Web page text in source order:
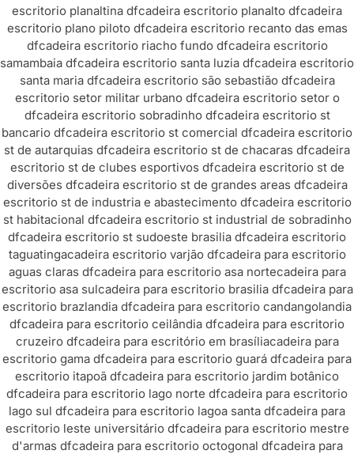
escritorio planaltina dfcadeira escritorio planalto dfcadeira
escritorio plano piloto dfcadeira escritorio recanto das emas
dfcadeira escritorio riacho fundo dfcadeira escritorio
samambaia dfcadeira escritorio santa luzia dfcadeira escritorio
santa maria dfcadeira escritorio são sebastião dfcadeira
escritorio setor militar urbano dfcadeira escritorio setor o
dfcadeira escritorio sobradinho dfcadeira escritorio st
bancario dfcadeira escritorio st comercial dfcadeira escritorio
st de autarquias dfcadeira escritorio st de chacaras dfcadeira
escritorio st de clubes esportivos dfcadeira escritorio st de
diversões dfcadeira escritorio st de grandes areas dfcadeira
escritorio st de industria e abastecimento dfcadeira escritorio
st habitacional dfcadeira escritorio st industrial de sobradinho
dfcadeira escritorio st sudoeste brasilia dfcadeira escritorio
taguatingacadeira escritorio varjão dfcadeira para escritorio
aguas claras dfcadeira para escritorio asa nortecadeira para
escritorio asa sulcadeira para escritorio brasilia dfcadeira para
escritorio brazlandia dfcadeira para escritorio candangolandia
dfcadeira para escritorio ceilândia dfcadeira para escritorio
cruzeiro dfcadeira para escritório em brasíliacadeira para
escritorio gama dfcadeira para escritorio guará dfcadeira para
escritorio itapoã dfcadeira para escritorio jardim botânico
dfcadeira para escritorio lago norte dfcadeira para escritorio
lago sul dfcadeira para escritorio lagoa santa dfcadeira para
escritorio leste universitário dfcadeira para escritorio mestre
d'armas dfcadeira para escritorio octogonal dfcadeira para